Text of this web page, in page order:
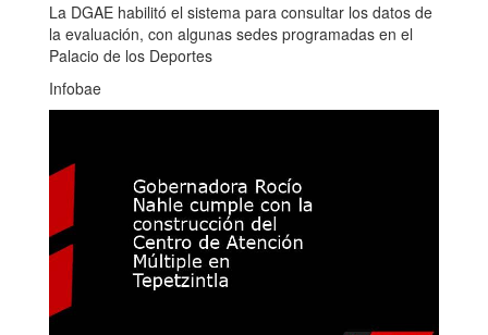
La DGAE habilitó el sistema para consultar los datos de
la evaluación, con algunas sedes programadas en el
Palacio de los Deportes
Infobae